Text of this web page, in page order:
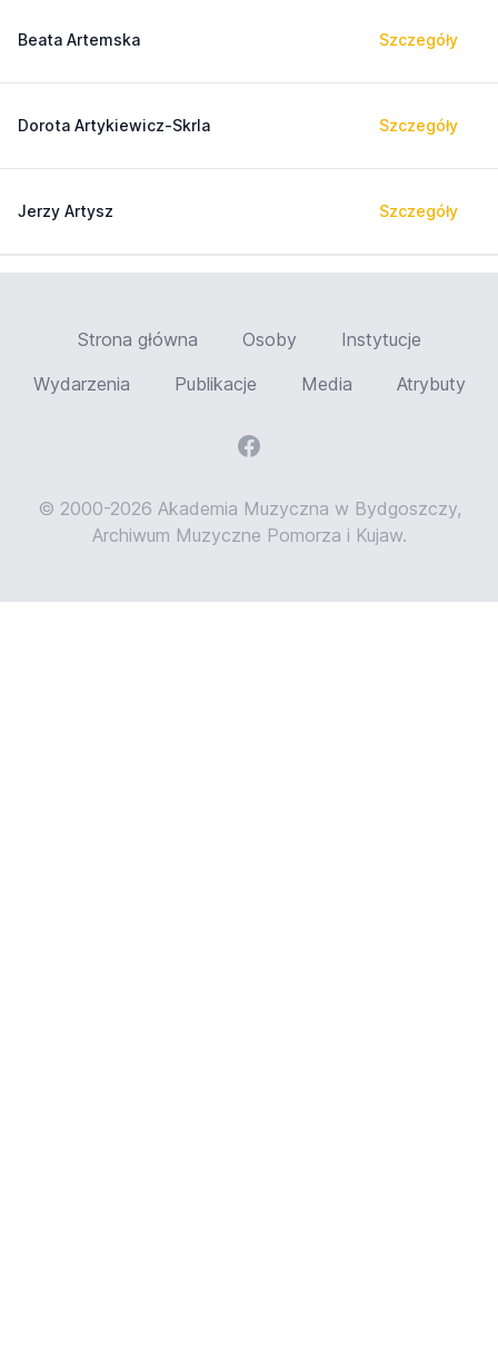
Beata Artemska Szczegóły
Dorota Artykiewicz-Skrla Szczegóły
Jerzy Artysz Szczegóły
Strona główna Osoby
Instytucje
Wydarzenia
Publikacje Media Atrybuty
© 2000-2026 Akademia Muzyczna w Bydgoszczy,
Archiwum Muzyczne Pomorza i Kujaw.